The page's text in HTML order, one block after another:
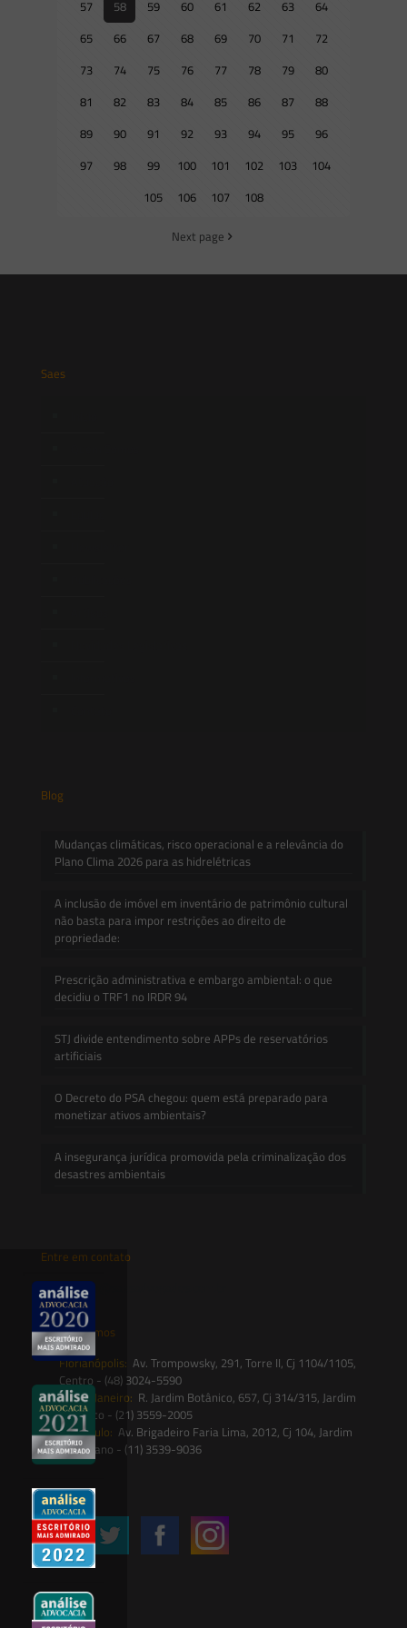
57 58 59 60 61 62 63
64
65
66 67 68 69 70 71
72
73
74 75 76 77 78 79
80
81
82 83 84 85 86 87
88
89
90 91 92 93 94 95
96
97
98 99 100 101 102 103
104
105
106 107 108
Next page
Saes
Blog
Mudanças climáticas, risco operacional e a relevância do
Plano Clima 2026 para as hidrelétricas
A inclusão de imóvel em inventário de patrimônio cultural
não basta para impor restrições ao direito de
propriedade:
Prescrição administrativa e embargo ambiental: o que
decidiu o TRF1 no IRDR 94
STJ divide entendimento sobre APPs de reservatórios
artificiais
O Decreto do PSA chegou: quem está preparado para
monetizar ativos ambientais?
A insegurança jurídica promovida pela criminalização dos
desastres ambientais
Entre em contato
contato@saesadvogados.com.br
Onde estamos
Florianópolis: Av. Trompowsky, 291, Torre II, Cj 1104/1105,
Centro - (48) 3024-5590
Rio de Janeiro: R. Jardim Botânico, 657, Cj 314/315, Jardim
Botânico - (21) 3559-2005
São Paulo: Av. Brigadeiro Faria Lima, 2012, Cj 104, Jardim
Paulistano - (11) 3539-9036
Siga-nos